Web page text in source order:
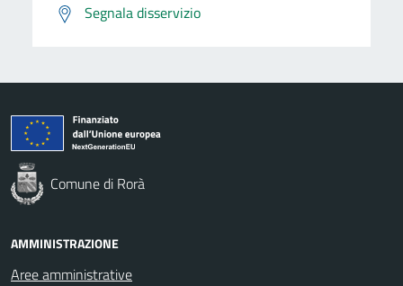
Segnala disservizio
Comune di Rorà
AMMINISTRAZIONE
Aree amministrative